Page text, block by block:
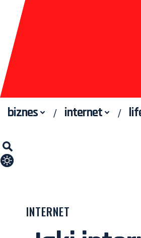
biznes internet
INTERNET